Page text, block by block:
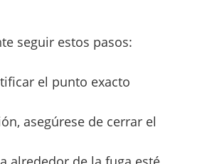
seguir estos pasos:
el punto exacto
asegúrese de cerrar el